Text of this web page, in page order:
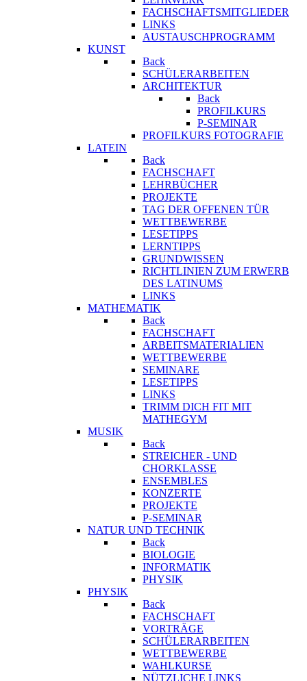
FACHSCHAFTSMITGLIEDER
LINKS
AUSTAUSCHPROGRAMM
KUNST
Back
SCHÜLERARBEITEN
ARCHITEKTUR
Back
PROFILKURS
P-SEMINAR
PROFILKURS FOTOGRAFIE
LATEIN
Back
FACHSCHAFT
LEHRBÜCHER
PROJEKTE
TAG DER OFFENEN TÜR
WETTBEWERBE
LESETIPPS
LERNTIPPS
GRUNDWISSEN
RICHTLINIEN ZUM ERWERB
DES LATINUMS
LINKS
MATHEMATIK
Back
FACHSCHAFT
ARBEITSMATERIALIEN
WETTBEWERBE
SEMINARE
LESETIPPS
LINKS
TRIMM DICH FIT MIT
MATHEGYM
MUSIK
Back
STREICHER - UND
CHORKLASSE
ENSEMBLES
KONZERTE
PROJEKTE
P-SEMINAR
NATUR UND TECHNIK
Back
BIOLOGIE
INFORMATIK
PHYSIK
PHYSIK
Back
FACHSCHAFT
VORTRÄGE
SCHÜLERARBEITEN
WETTBEWERBE
WAHLKURSE
NÜTZLICHE LINKS